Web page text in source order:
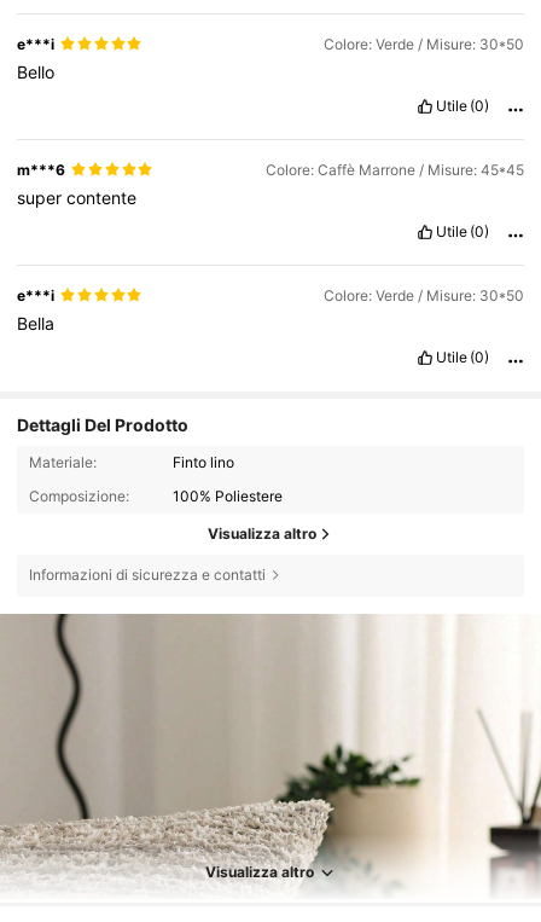
e***i Colore: Verde / Misure: 30*50
Bello
Utile (0)
m***6 Colore: Caffè Marrone / Misure: 45*45
supercontente
Utile (0)
e***i Colore: Verde / Misure: 30*50
Bella
Utile (0)
Dettagli Del Prodotto
Materiale:
Finto lino
Composizione:
100% Poliestere
Visualizza altro
Informazioni di sicurezza e contatti
Visualizza altro
4.93 3.5K Follower